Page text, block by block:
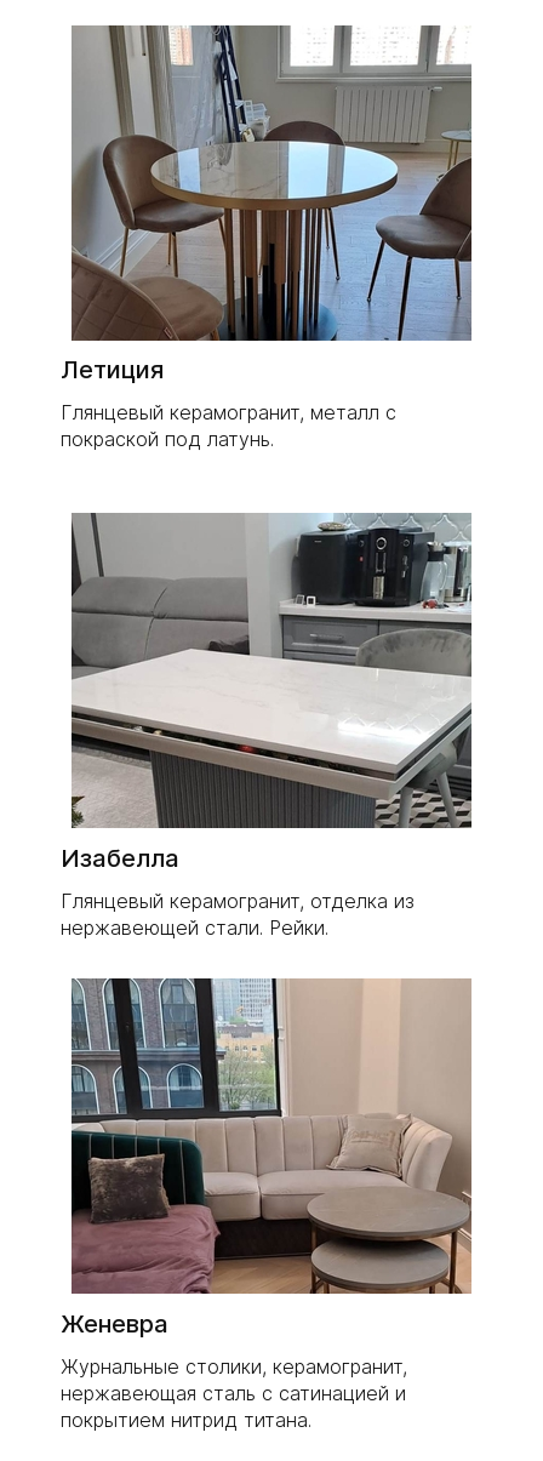
Летиция
Глянцевый керамогранит, металл с
покраской под латунь.
Изабелла
​Глянцевый керамогранит, отделка из
нержавеющей стали. Рейки.
Женевра
Журнальные столики, керамогранит,
нержавеющая сталь с сатинацией и
покрытием нитрид титана.